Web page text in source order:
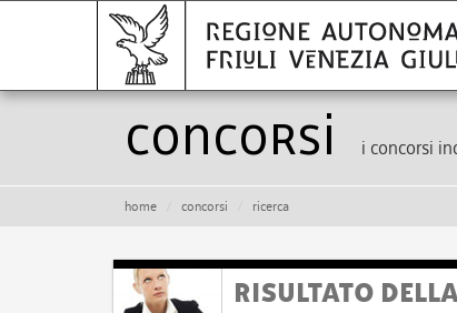
Concorsi i concorsi
home concorsi ricerca
RISULTATO